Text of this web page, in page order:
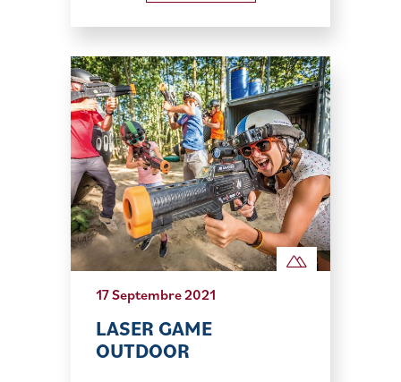
17 Septembre 2021
LASER GAME
OUTDOOR